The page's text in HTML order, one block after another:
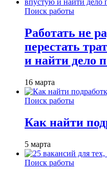
Поиск работы
Работать не
перестать
и найти дело
16 марта
Поиск работы
Как найти
5 марта
Поиск работы